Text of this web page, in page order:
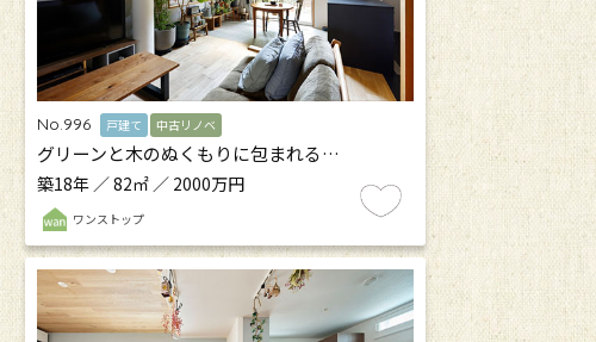
No.996 戸建て 中古リノベ
グリーンと木のぬくもりに包まれる…
築18年 ／ 82㎡ ／ 2000万円
ワンストップ